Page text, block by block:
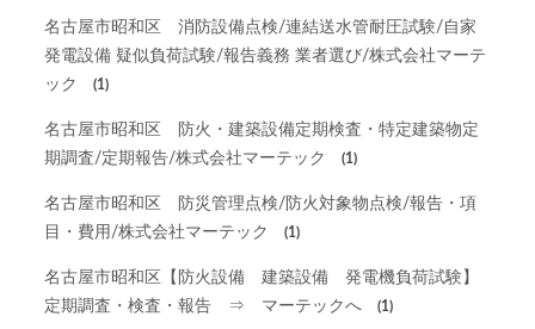
名古屋市昭和区 消防設備点検/連結送水管耐圧試験/自家
発電設備 疑似負荷試験/報告義務 業者選び/株式会社マーテ
ック
(1)
名古屋市昭和区 防火・建築設備定期検査・特定建築物定
期調査/定期報告/株式会社マーテック
(1)
名古屋市昭和区 防災管理点検/防火対象物点検/報告・項
目・費用/株式会社マーテック
(1)
名古屋市昭和区【防火設備 建築設備 発電機負荷試験】
定期調査・検査・報告 ⇒ マーテックへ
(1)